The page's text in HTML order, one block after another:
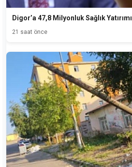
Digor’a 47,8 Milyonluk Sağlık Yatırımı
21 saat önce